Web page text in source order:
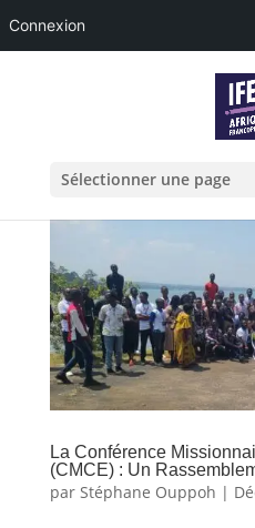
Connexion
Sélectionner une page
La Conférence
(CMCE) : Un
par Stéphane Ouppoh |